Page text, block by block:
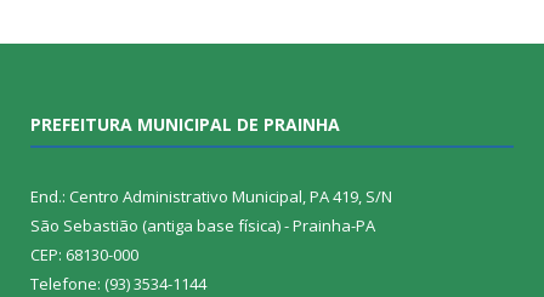
PREFEITURA MUNICIPAL DE PRAINHA
End.: Centro Administrativo Municipal, PA 419, S/N
São Sebastião (antiga base física) - Prainha-PA
CEP: 68130-000
Telefone: (93) 3534-1144